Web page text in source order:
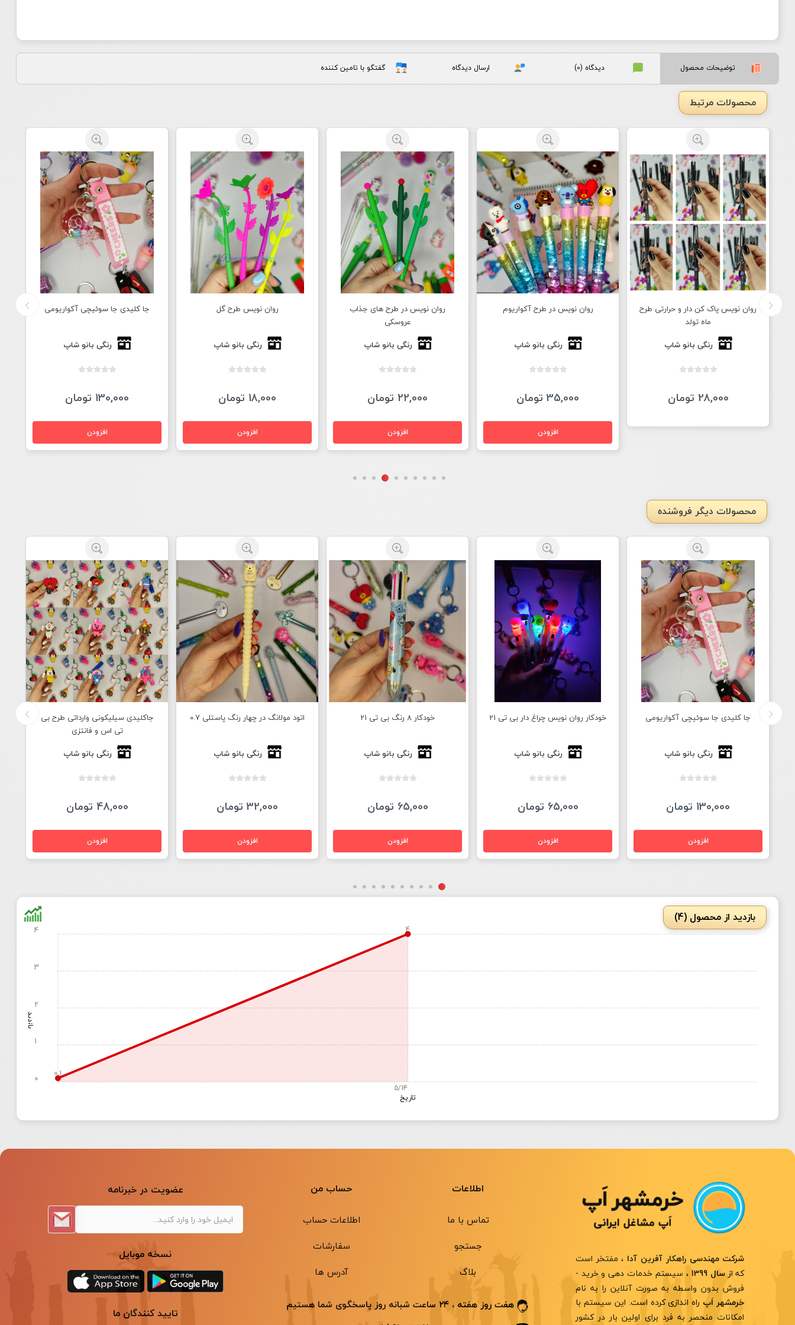
توضیحات محصول دیدگاه (0) ارسال دیدگاه گفتگو با تامین کننده
محصولات مرتبط
روان نویس در طرح آکواریوم
رنگی بانو شاپ
35,000 تومان
روان نویس در طرح های جذاب
رنگی بانو شاپ
22,000 تومان
روان نویس طرح گل
رنگی بانو شاپ
18,000 تومان
جا کلیدی جا سوئیچی آکواریومی
رنگی بانو شاپ
130,000 تومان
خودکار روان نویس چراغ دار بی تی 21
رنگی بانو شاپ
65,000 تومان
محصولات دیگر فروشنده
جا کلیدی جا سوئیچی آکواریومی
رنگی بانو شاپ
130,000 تومان
خودکار روان نویس چراغ دار بی تی 21
رنگی بانو شاپ
65,000 تومان
خودکار 8 رنگ بی تی 21
رنگی بانو شاپ
65,000 تومان
اتود مولانگ در چهار رنگ پاستلی 0.7
رنگی بانو شاپ
32,000 تومان
جاکلیدی سیلیکونی وارداتی طرح بی
تی اس و فانتزی
رنگی بانو شاپ
48,000 تومان
بازدید از محصول (4)
بازدید
تاریخ
0.1
4
5/14
0
1
2
3
4
شرکت مهندسی راهکار آفرین آدا ، مفتخر است
که ازسال 1399
، سیستم خدمات دهی و خرید -
فروش بدون واسطه به صورت آنلاین را به نام
خرمشهر اَپ راه اندازی کرده است. این سیستم با
امکانات منحصر به فرد برای اولین بار در کشور
اطلاعات
تماس با ما
جستجو
بلاگ
حساب من
اطلاعات حساب
سفارشات
آدرس ها
عضویت در خبرنامه
نسخه موبایل
تایید کنندگان ما
هفت روز هفته ، ۲۴ ساعت شبانه ‌روز پاسخگوی شما هستیم